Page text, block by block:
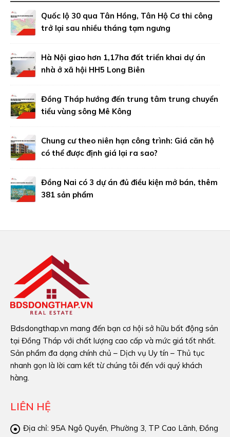
Quốc lộ 30 qua Tân Hồng, Tân Hộ Cơ thi công
trở lại sau nhiều tháng tạm ngưng
Hà Nội giao hơn 1,17ha đất triển khai dự án
nhà ở xã hội HH5 Long Biên
Đồng Tháp hướng đến trung tâm trung chuyển
tiểu vùng sông Mê Kông
Chung cư theo niên hạn công trình: Giá căn hộ
có thể được định giá lại ra sao?
Đồng Nai có 3 dự án đủ điều kiện mở bán, thêm
381 sản phẩm
Bdsdongthap.vn mang đến bạn cơ hội sở hữu bất động sản
tại Đồng Tháp với chất lượng cao cấp và mức giá tốt nhất.
Sản phẩm đa dạng chính chủ – Dịch vụ Uy tín – Thủ tục
nhanh gọn là lời cam kết từ chúng tôi đến với quý khách
hàng.
LIÊN HỆ
Địa chỉ: 95A Ngô Quyền, Phường 3, TP Cao Lãnh, Đồng